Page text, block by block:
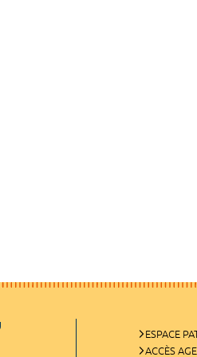
ESPACE
ACCÈS